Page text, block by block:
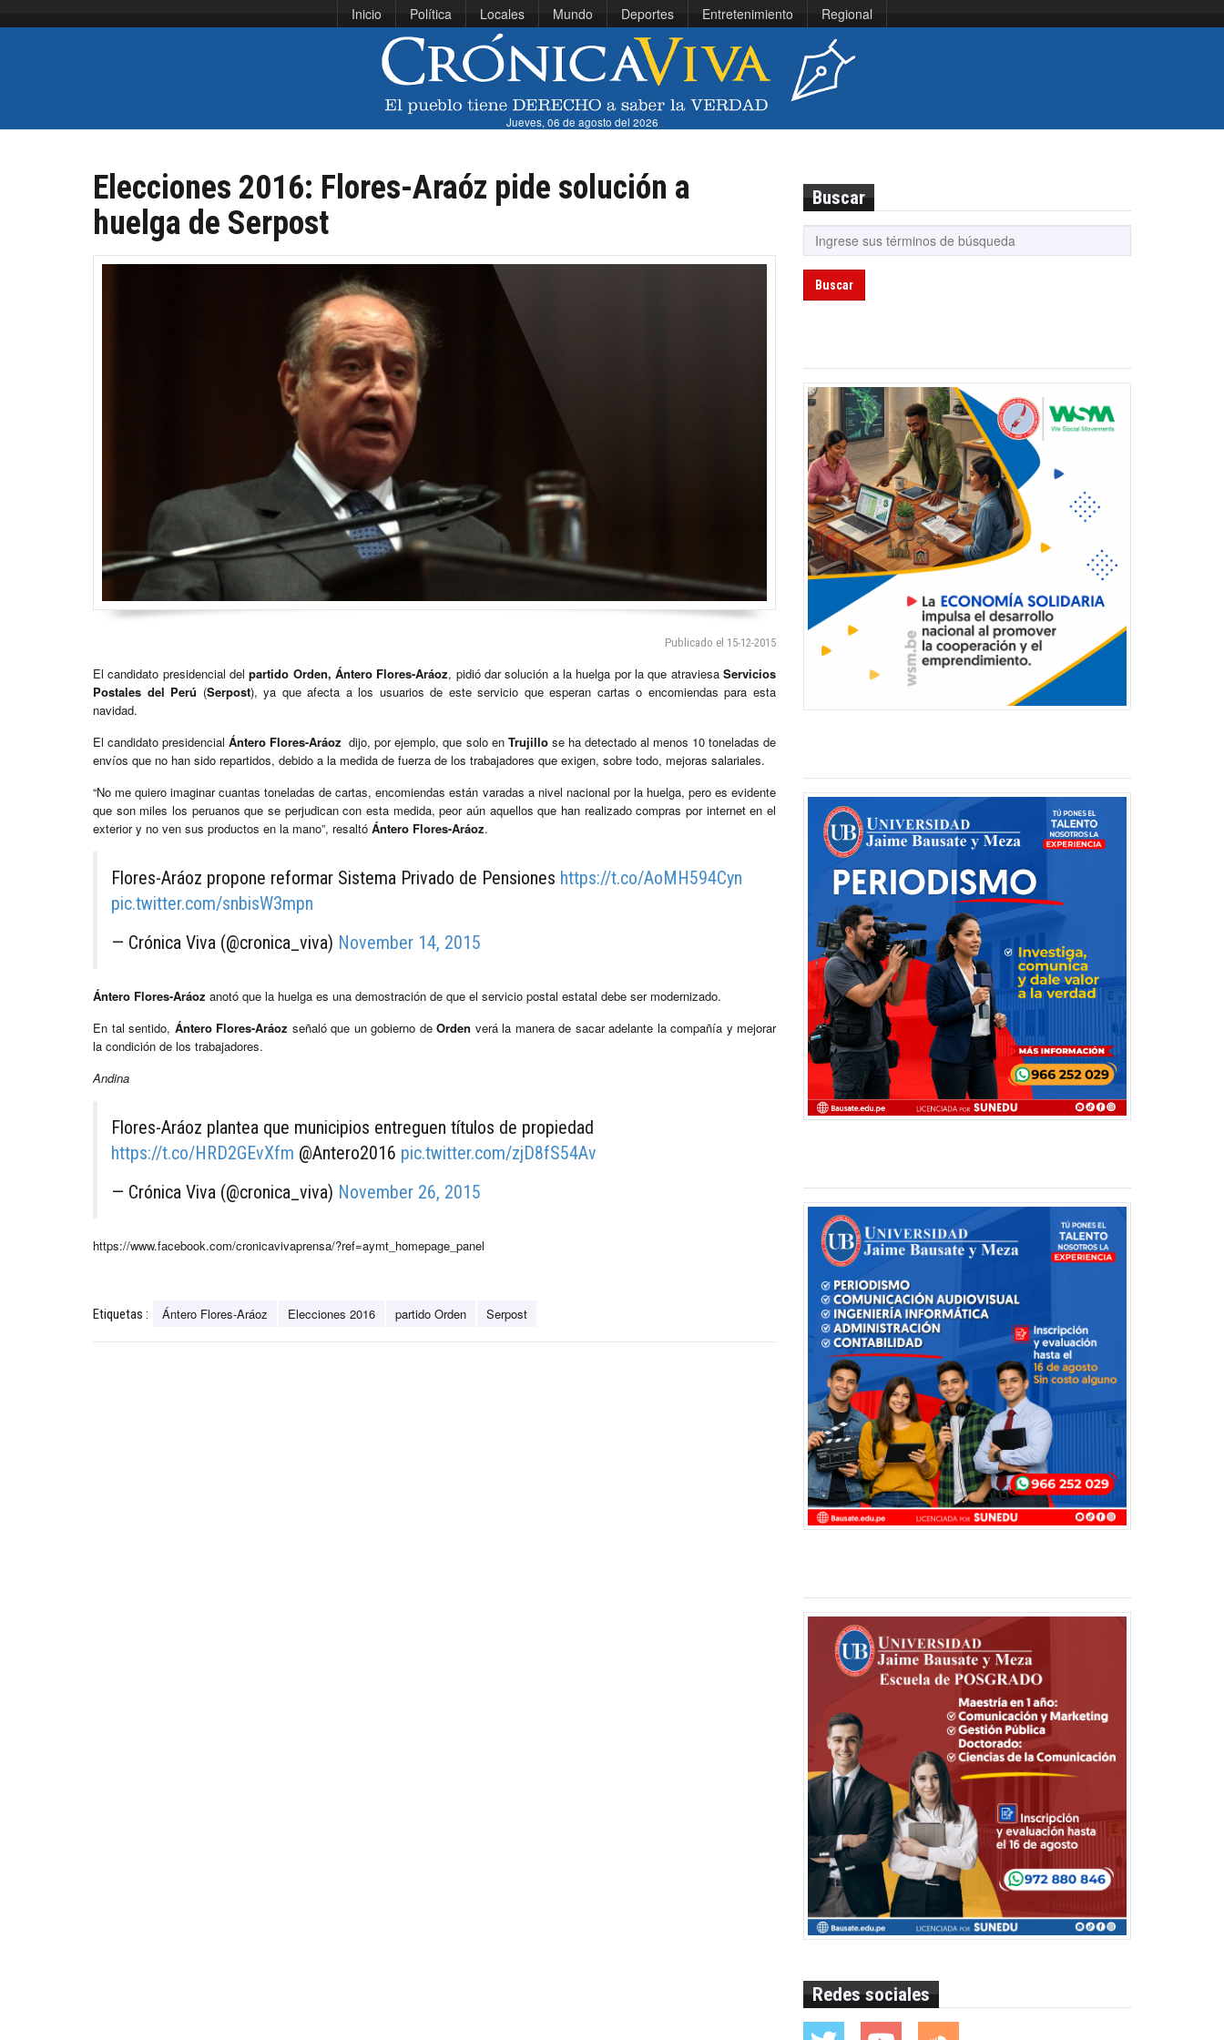
Inicio Política Locales Mundo Deportes Entretenimiento Regional
Jueves, 06 de agosto del 2026
Elecciones 2016: Flores-Araóz pide solución a
huelga de Serpost
Publicado el 15-12-2015
El candidato presidencial delpartido Orden, Ántero Flores-Aráoz, pidió dar solución a la huelga por la que atraviesaServicios
Postales del Perú (Serpost), ya que afecta a los usuarios de este servicio que esperan cartas o encomiendas para esta
navidad.
El candidato presidencialÁntero Flores-Aráoz dijo, por ejemplo, que solo en Trujillose ha detectado al menos 10 toneladas de
envíos que no han sido repartidos, debido a la medida de fuerza de los trabajadores que exigen, sobre todo, mejoras salariales.
“No me quiero imaginar cuantas toneladas de cartas, encomiendas están varadas a nivel nacional por la huelga, pero es evidente
que son miles los peruanos que se perjudican con esta medida, peor aún aquellos que han realizado compras por internet en el
exterior y no ven sus productos en la mano”, resaltó Ántero Flores-Aráoz.
Flores-Aráoz propone reformar Sistema Privado de Pensiones https://t.co/AoMH594Cyn
pic.twitter.com/snbisW3mpn
— Crónica Viva (@cronica_viva) November 14, 2015
Ántero Flores-Aráoz anotó que la huelga es una demostración de que el servicio postal estatal debe ser modernizado.
En tal sentido, Ántero Flores-Aráoz señaló que un gobierno de Orden verá la manera de sacar adelante la compañía y mejorar
la condición de los trabajadores.
Andina
Flores-Aráoz plantea que municipios entreguen títulos de propiedad
https://t.co/HRD2GEvXfm @Antero2016 pic.twitter.com/zjD8fS54Av
— Crónica Viva (@cronica_viva) November 26, 2015
https://www.facebook.com/cronicavivaprensa/?ref=aymt_homepage_panel
Etiquetas : Ántero Flores-Aráoz Elecciones 2016 partido Orden Serpost
Buscar
Buscar
Redes sociales